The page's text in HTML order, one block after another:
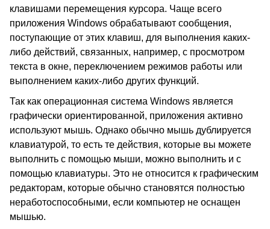
клавишами перемещения курсора. Чаще всего
приложения Windows обрабатывают сообщения,
поступающие от этих клавиш, для выполнения каких-
либо действий, связанных, например, с просмотром
текста в окне, переключением режимов работы или
выполнением каких-либо других функций.
Так как операционная система Windows является
графически ориентированной, приложения активно
используют мышь. Однако обычно мышь дублируется
клавиатурой, то есть те действия, которые вы можете
выполнить с помощью мыши, можно выполнить и с
помощью клавиатуры. Это не относится к графическим
редакторам, которые обычно становятся полностью
неработоспособными, если компьютер не оснащен
мышью.